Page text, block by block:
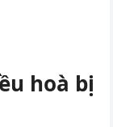
hoà bị